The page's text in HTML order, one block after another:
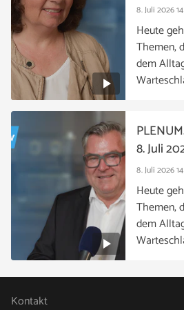
8. Juli 2026
Heute
Themen,
dem
8. Juli 2026
8. Juli
Heute
Themen,
dem
Kontakt